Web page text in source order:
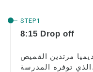
عامة على البرنامج
مستوى المبتدئين
مستوى متقدم
8:15 Drop off
مرتدين القميص
الذي توفره المدرسة.